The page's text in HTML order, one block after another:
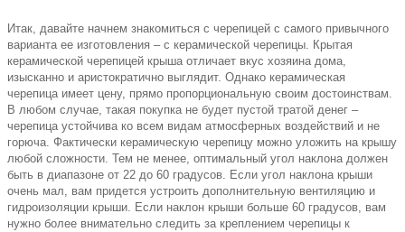
Итак, давайте начнем знакомиться с черепицей с самого привычного
варианта ее изготовления – с керамической черепицы. Крытая
керамической черепицей крыша отличает вкус хозяина дома,
изысканно и аристократично выглядит. Однако керамическая
черепица имеет цену, прямо пропорциональную своим достоинствам.
В любом случае, такая покупка не будет пустой тратой денег –
черепица устойчива ко всем видам атмосферных воздействий и не
горюча. Фактически керамическую черепицу можно уложить на крышу
любой сложности. Тем не менее, оптимальный угол наклона должен
быть в диапазоне от 22 до 60 градусов. Если угол наклона крыши
очень мал, вам придется устроить дополнительную вентиляцию и
гидроизоляции крыши. Если наклон крыши больше 60 градусов, вам
нужно более внимательно следить за креплением черепицы к